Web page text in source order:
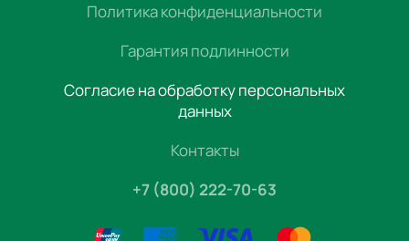
Политика конфиденциальности
Гарантия подлинности
Согласие на обработку персональных
данных
Контакты
+7 (800) 222-70-63